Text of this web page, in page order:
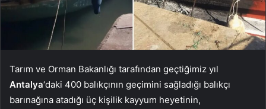
Tarım ve Orman Bakanlığı tarafından geçtiğimiz yıl
Antalya‘daki 400 balıkçının geçimini sağladığı balıkçı
barınağına atadığı üç kişilik kayyum heyetinin,